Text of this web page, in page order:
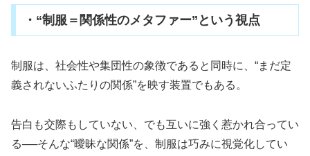
・“制服＝関係性のメタファー”という視点
制服は、社会性や集団性の象徴であると同時に、“まだ定
義されないふたりの関係”を映す装置でもある。
告白も交際もしていない、でも互いに強く惹かれ合ってい
る──そんな“曖昧な関係”を、制服は巧みに視覚化してい